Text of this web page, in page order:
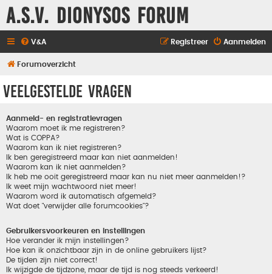
A.S.V. Dionysos Forum
V&A Aanmelden
Registreer
Forumoverzicht
Veelgestelde vragen
Aanmeld- en registratievragen
Waarom moet ik me registreren?
Wat is COPPA?
Waarom kan ik niet registreren?
Ik ben geregistreerd maar kan niet aanmelden!
Waarom kan ik niet aanmelden?
Ik heb me ooit geregistreerd maar kan nu niet meer aanmelden!?
Ik weet mijn wachtwoord niet meer!
Waarom word ik automatisch afgemeld?
Wat doet "verwijder alle forumcookies"?
Gebruikersvoorkeuren en instellingen
Hoe verander ik mijn instellingen?
Hoe kan ik onzichtbaar zijn in de online gebruikers lijst?
De tijden zijn niet correct!
Ik wijzigde de tijdzone, maar de tijd is nog steeds verkeerd!